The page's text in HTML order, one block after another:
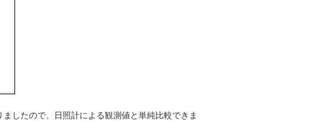
したので、日照計による観測値と単純比較できま